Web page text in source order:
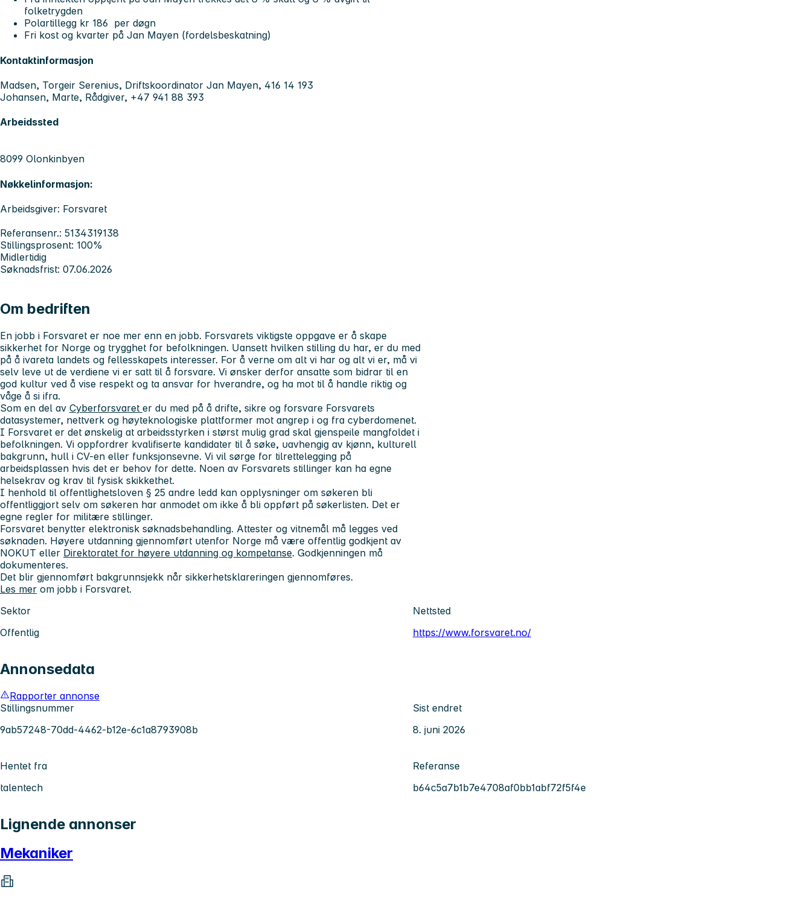
folketrygden
Polartillegg kr 186 per døgn
Fri kost og kvarter på Jan Mayen (fordelsbeskatning)
Kontaktinformasjon
Madsen, Torgeir Serenius, Driftskoordinator Jan Mayen, 416 14 193
Johansen, Marte, Rådgiver, +47 941 88 393
Arbeidssted
8099 Olonkinbyen
Nøkkelinformasjon:
Arbeidsgiver: Forsvaret
Referansenr.: 5134319138
Stillingsprosent: 100%
Midlertidig
Søknadsfrist: 07.06.2026
Om bedriften
En jobb i Forsvaret er noe mer enn en jobb. Forsvarets viktigste oppgave er å skape
sikkerhet for Norge og trygghet for befolkningen. Uansett hvilken stilling du har, er du med
på å ivareta landets og fellesskapets interesser. For å verne om alt vi har og alt vi er, må vi
selv leve ut de verdiene vi er satt til å forsvare. Vi ønsker derfor ansatte som bidrar til en
god kultur ved å vise respekt og ta ansvar for hverandre, og ha mot til å handle riktig og
våge å si ifra.
Som en del av Cyberforsvaret er du med på å drifte, sikre og forsvare Forsvarets
datasystemer, nettverk og høyteknologiske plattformer mot angrep i og fra cyberdomenet.
I Forsvaret er det ønskelig at arbeidsstyrken i størst mulig grad skal gjenspeile mangfoldet i
befolkningen. Vi oppfordrer kvalifiserte kandidater til å søke, uavhengig av kjønn, kulturell
bakgrunn, hull i CV-en eller funksjonsevne. Vi vil sørge for tilrettelegging på
arbeidsplassen hvis det er behov for dette. Noen av Forsvarets stillinger kan ha egne
helsekrav og krav til fysisk skikkethet.
I henhold til offentlighetsloven § 25 andre ledd kan opplysninger om søkeren bli
offentliggjort selv om søkeren har anmodet om ikke å bli oppført på søkerlisten. Det er
egne regler for militære stillinger.
Forsvaret benytter elektronisk søknadsbehandling. Attester og vitnemål må legges ved
søknaden. Høyere utdanning gjennomført utenfor Norge må være offentlig godkjent av
NOKUT eller Direktoratet for høyere utdanning og kompetanse. Godkjenningen må
dokumenteres.
Det blir gjennomført bakgrunnsjekk når sikkerhetsklareringen gjennomføres.
Les mer om jobb i Forsvaret.
Sektor
Offentlig
Nettsted
https://www.forsvaret.no/
Annonsedata
Rapporter annonse
Stillingsnummer
9ab57248-70dd-4462-b12e-6c1a8793908b
Sist endret
8. juni 2026
Hentet fra
talentech
Referanse
b64c5a7b1b7e4708af0bb1abf72f5f4e
Lignende annonser
Mekaniker